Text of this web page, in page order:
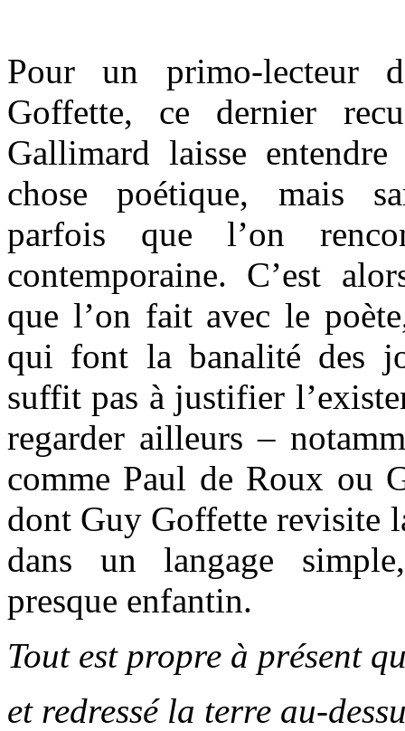
Pour un primo-lecteur
Goffette, ce dernier
Gallimard laisse
chose poétique, mais
parfois que l’on
contemporaine. C’est
que l’on fait avec le
qui font la banalité des
suffit pas à justifier
regarder ailleurs –
comme Paul de Roux ou
dont Guy Goffette revisite
dans un langage
presque enfantin.
Tout est propre à présent
et redressé la terre au-